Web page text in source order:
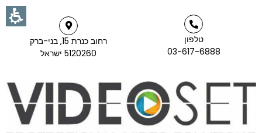
טלפון
03-617-6888
רחוב כנרת 15, בני-ברק
5120260 ישראל